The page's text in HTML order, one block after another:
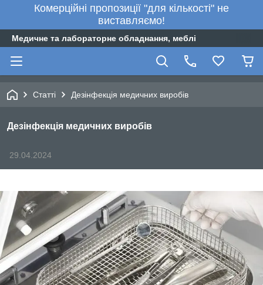
Комерційні пропозиції "для кількості" не
виставляємо!
Медичне та лабораторне обладнання, меблі
Статті Дезінфекція медичних виробів
Дезінфекція медичних виробів
29.04.2024